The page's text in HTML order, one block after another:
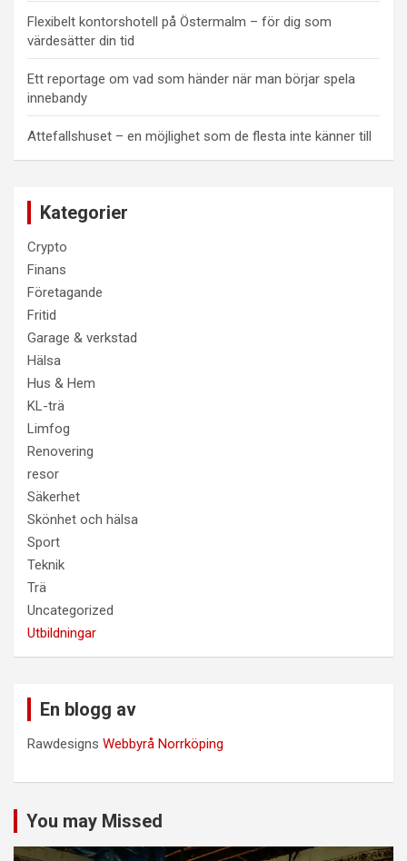
Flexibelt kontorshotell på Östermalm – för dig som
värdesätter din tid
Ett reportage om vad som händer när man börjar spela
innebandy
Attefallshuset – en möjlighet som de flesta inte känner till
Kategorier
Crypto
Finans
Företagande
Fritid
Garage & verkstad
Hälsa
Hus & Hem
KL-trä
Limfog
Renovering
resor
Säkerhet
Skönhet och hälsa
Sport
Teknik
Trä
Uncategorized
Utbildningar
En blogg av
Rawdesigns Webbyrå Norrköping
You may Missed